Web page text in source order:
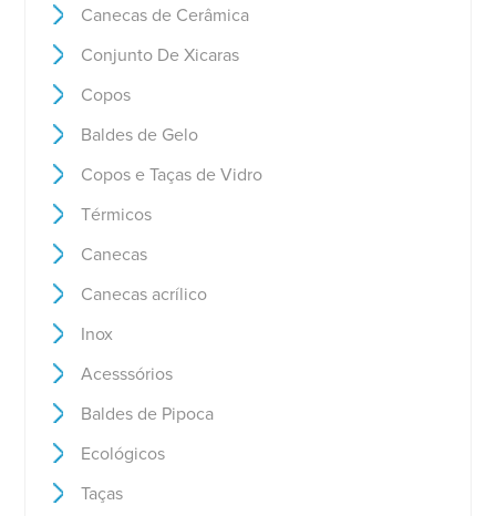
Canecas de Cerâmica
Conjunto De Xicaras
Copos
Baldes de Gelo
Copos e Taças de Vidro
Térmicos
Canecas
Canecas acrílico
Inox
Acesssórios
Baldes de Pipoca
Ecológicos
Taças